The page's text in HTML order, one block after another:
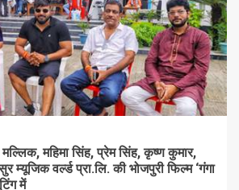
मल्लिक, महिमा सिंह, प्रेम सिंह, कृष्ण कुमार,
म्यूजिक वर्ल्ड प्रा.लि. की भोजपुरी फिल्म ‘गंगा
में